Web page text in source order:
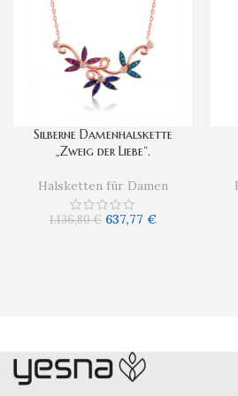
Silberne Damenhalskette
„Zweig der Liebe“.
Halsketten für Damen
1.136,80€ 637,77 €